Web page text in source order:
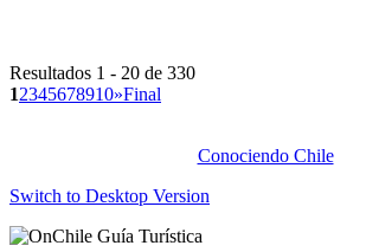
Resultados 1 - 20 de 330
12345678910»Final
Conociendo Chile
Switch to Desktop Version